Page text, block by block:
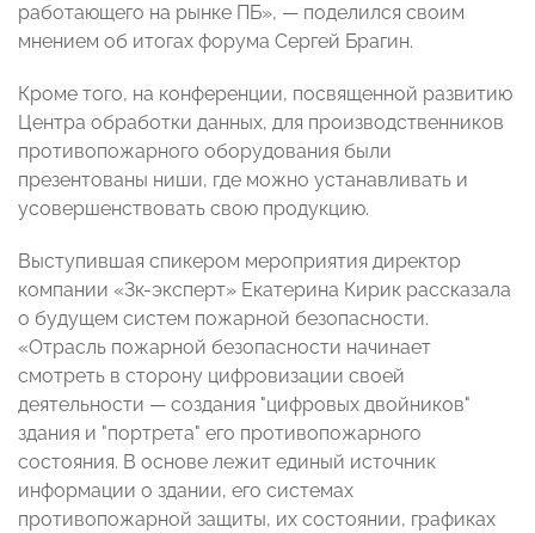
работающего на рынке ПБ», — поделился своим
мнением об итогах форума Сергей Брагин.
Кроме того, на конференции, посвященной развитию
Центра обработки данных, для производственников
противопожарного оборудования были
презентованы ниши, где можно устанавливать и
усовершенствовать свою продукцию.
Выступившая спикером мероприятия директор
компании «3к-эксперт» Екатерина Кирик рассказала
о будущем систем пожарной безопасности.
«Отрасль пожарной безопасности начинает
смотреть в сторону цифровизации своей
деятельности — создания "цифровых двойников"
здания и "портрета" его противопожарного
состояния. В основе лежит единый источник
информации о здании, его системах
противопожарной защиты, их состоянии, графиках